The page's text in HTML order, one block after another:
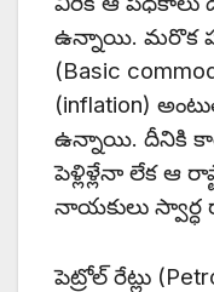
ఉన్నాయి. మరొక
(Basic
(inflation)
ఉన్నాయి. దీనికి
పెళ్లిళ్లేనా లేక ఆ
నాయకులు
పెట్రోల్ రేట్లు